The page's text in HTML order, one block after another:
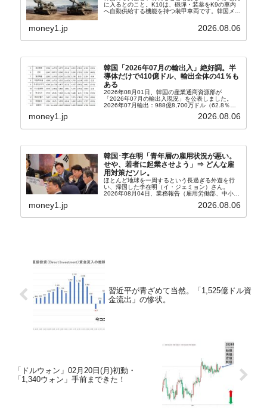
に入るとのこと。K10は、砲弾・装薬をK9の車内
へ自動供給する機能を持つ装甲車両です。韓国メデ
から以下に一部を引きます。2005年に初めて...
money1.jp 2026.08.06
韓国「2026年07月の輸出入」絶好調。半
導体だけで410億ドル、輸出全体の41％も
ある
2026年08月01日、韓国の産業通商資源部が
「2026年07月の輸出入現況」を公表しました。
2026年07月輸出：988億8,700万ドル（62.8％）
money1.jp 2026.08.06
韓国･李在明「青年層の雇用状況が悪い。
せや、若者に起業させよう」⇒ どんな雇
用対策だソレ。
ほとんど地球を一周するという長過ぎる外遊を行
い、帰国した李在明（イ・ジェミョン）さん。
2026年08月04日、業務報告（雇用労働部、中小ベ
上、韓国大統領に成りおおせた李在明（イ・ジェミ
money1.jp 2026.08.06
習近平が青ざめて当然。「1,525億ドル資
金流出」の惨状。
「ドルウォン」02月20日(月)初動・
「1,340ウォン」手前まできた！